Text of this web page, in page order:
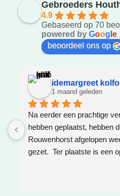
Gebroeders
4.9
Gebaseerd op 70
powered by Goog e
beoordeel ons op
idemargreet
1 maand geleden
Na eerder een prachtige
hebben geplaatst, hebben
Rouwenhorst afgelopen
gezet.  Ter plaatste is een